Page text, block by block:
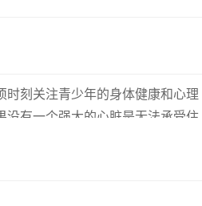
时刻关注青少年的身体健康和心理
没有一个强大的心脏是无法承受住